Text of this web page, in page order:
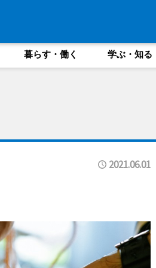
暮らす・働く 学ぶ・知る
2021.06.01